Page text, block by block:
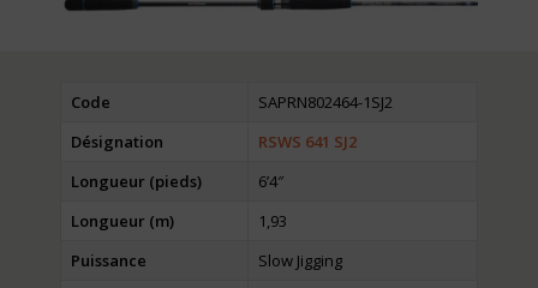
Code
SAPRN802464-1SJ2
Désignation
RSWS 641 SJ2
Longueur (pieds)
6’4″
Longueur (m)
1,93
Puissance
Slow Jigging